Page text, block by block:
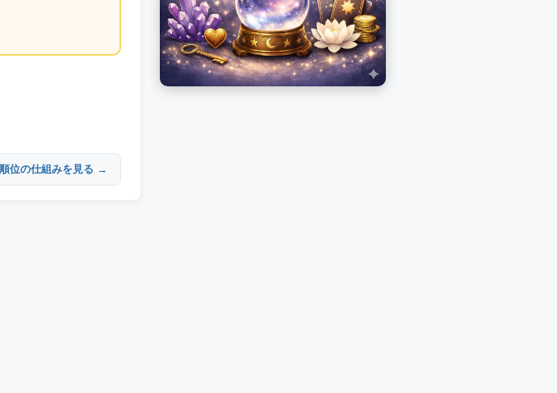
順位の仕組みを見る →